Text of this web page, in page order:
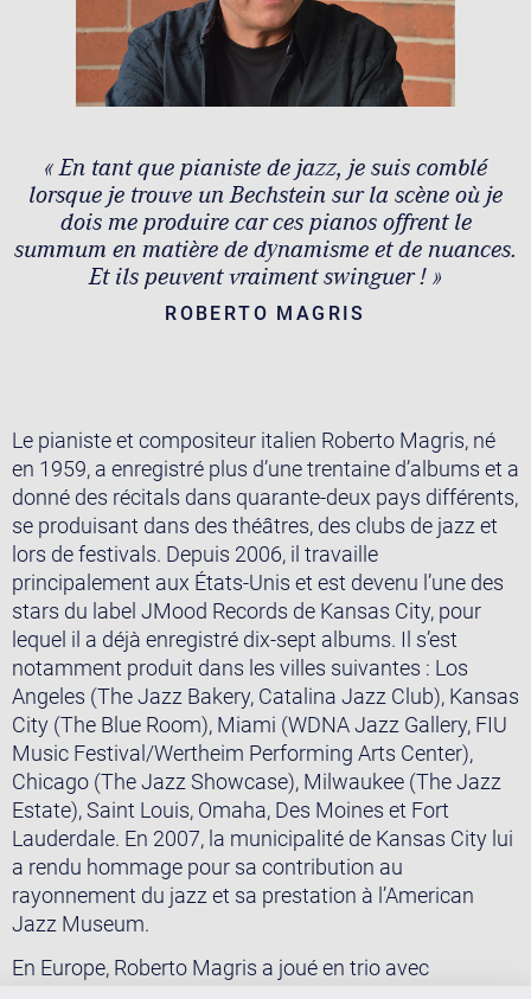
« En tant que pianiste de jazz, je suis comblé
lorsque je trouve un Bechstein sur la scène où je
dois me produire car ces pianos offrent le
summum en matière de dynamisme et de nuances.
Et ils peuvent vraiment swinguer ! »
ROBERTO MAGRIS
Le pianiste et compositeur italien Roberto Magris, né
en 1959, a enregistré plus d’une trentaine d’albums et a
donné des récitals dans quarante-deux pays différents,
se produisant dans des théâtres, des clubs de jazz et
lors de festivals. Depuis 2006, il travaille
principalement aux États-Unis et est devenu l’une des
stars du label JMood Records de Kansas City, pour
lequel il a déjà enregistré dix-sept albums. Il s’est
notamment produit dans les villes suivantes : Los
Angeles (The Jazz Bakery, Catalina Jazz Club), Kansas
City (The Blue Room), Miami (WDNA Jazz Gallery, FIU
Music Festival/Wertheim Performing Arts Center),
Chicago (The Jazz Showcase), Milwaukee (The Jazz
Estate), Saint Louis, Omaha, Des Moines et Fort
Lauderdale. En 2007, la municipalité de Kansas City lui
a rendu hommage pour sa contribution au
rayonnement du jazz et sa prestation à l’American
Jazz Museum.
En Europe, Roberto Magris a joué en trio avec